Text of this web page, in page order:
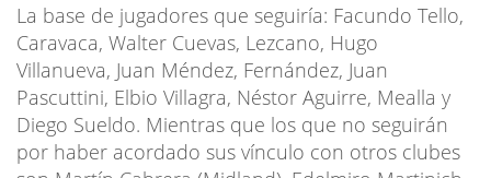
La base de jugadores que seguiría: Facundo Tello,
Caravaca, Walter Cuevas, Lezcano, Hugo
Villanueva, Juan Méndez, Fernández, Juan
Pascuttini, Elbio Villagra, Néstor Aguirre, Mealla y
Diego Sueldo. Mientras que los que no seguirán
por haber acordado sus vínculo con otros clubes